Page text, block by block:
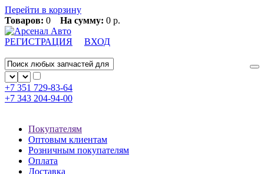
Перейти в корзину
Товаров: 0 На сумму: 0 р.
РЕГИСТРАЦИЯ ВХОД
+7 351 729-83-64
+7 343 204-94-00
Покупателям
Оптовым клиентам
Розничным покупателям
Оплата
Доставка